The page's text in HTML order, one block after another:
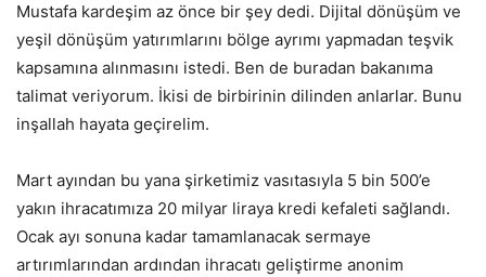
Mustafa kardeşim az önce bir şey dedi. Dijital dönüşüm ve
yeşil dönüşüm yatırımlarını bölge ayrımı yapmadan teşvik
kapsamına alınmasını istedi. Ben de buradan bakanıma
talimat veriyorum. İkisi de birbirinin dilinden anlarlar. Bunu
inşallah hayata geçirelim.
Mart ayından bu yana şirketimiz vasıtasıyla 5 bin 500’e
yakın ihracatımıza 20 milyar liraya kredi kefaleti sağlandı.
Ocak ayı sonuna kadar tamamlanacak sermaye
artırımlarından ardından ihracatı geliştirme anonim